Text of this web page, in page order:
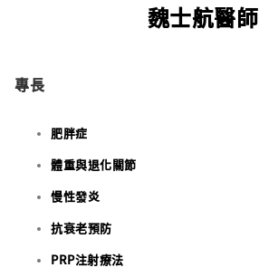
魏士航醫師
專長
肥胖症
體重與退化關節
慢性發炎
抗衰老預防
PRP注射療法